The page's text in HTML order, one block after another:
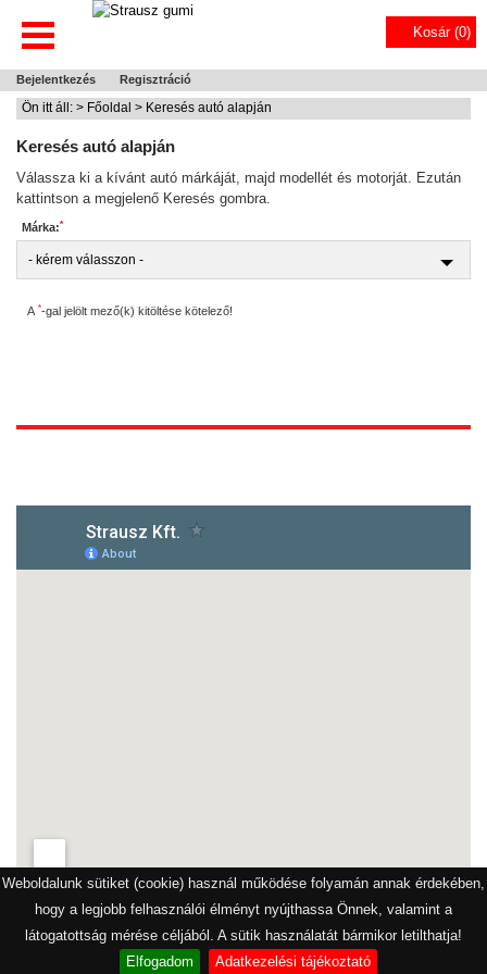
Weboldalunk sütiket (cookie) használ működése folyamán annak érdekében,
hogy a legjobb felhasználói élményt nyújthassa Önnek, valamint a
látogatottság mérése céljából. A sütik használatát bármikor letilthatja!
Elfogadom
Adatkezelési tájékoztató
Kosár (0)
Bejelentkezés Regisztráció
Ön itt áll: > Főoldal > Keresés autó alapján
Keresés autó alapján
Válassza ki a kívánt autó márkáját, majd modellét és motorját. Ezután
kattintson a megjelenő Keresés gombra.
Márka:*
A *-gal jelölt mező(k) kitöltése kötelező!